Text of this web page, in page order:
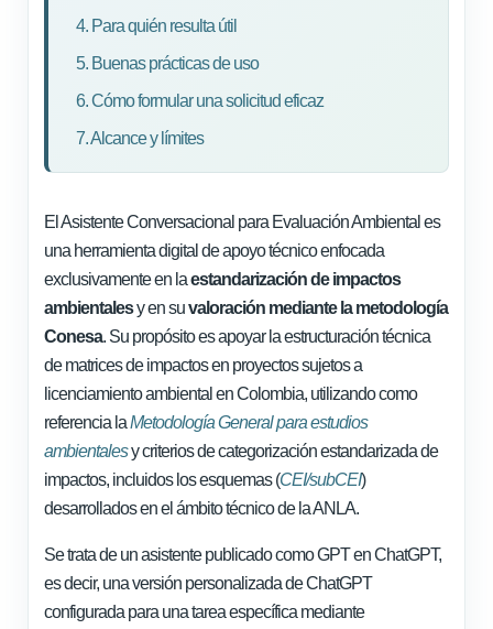
4. Para quién resulta útil
5. Buenas prácticas de uso
6. Cómo formular una solicitud eficaz
7. Alcance y límites
El Asistente Conversacional para Evaluación Ambiental es
una herramienta digital de apoyo técnico enfocada
exclusivamente en laestandarización de impactos
ambientalesy en suvaloración mediante la metodología
Conesa. Su propósito es apoyar la estructuración técnica
de matrices de impactos en proyectos sujetos a
licenciamiento ambiental en Colombia, utilizando como
referencia laMetodología General para estudios
ambientalesy criterios de categorización estandarizada de
impactos, incluidos los esquemas (CEI/subCEI)
desarrollados en el ámbito técnico de la ANLA.
Se trata de un asistente publicado como GPT en ChatGPT,
es decir, una versión personalizada de ChatGPT
configurada para una tarea específica mediante